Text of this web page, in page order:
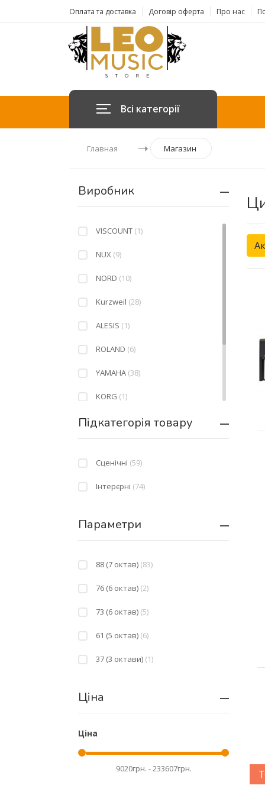
Оплата та доставка Договір оферта Про нас
Всі категорії
Главная Магазин
Виробник
VISCOUNT (1)
NUX (9)
NORD (10)
Kurzweil (28)
ALESIS (1)
ROLAND (6)
YAMAHA (38)
KORG (1)
KAWAI(6)
CASIO(32)
Підкатегорія товару
Сценічні (59)
Інтерєрні (74)
Параметри
88 (7 октав) (83)
76 (6 октав) (2)
73 (6 октав) (5)
61 (5 октав) (6)
37 (3 октави) (1)
Ціна
Ціна